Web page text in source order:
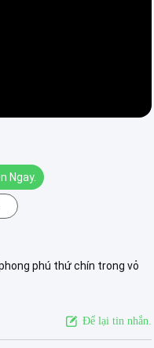
Ngay.
phú thứ chín trong vỏ
Để lại tin nhắn.